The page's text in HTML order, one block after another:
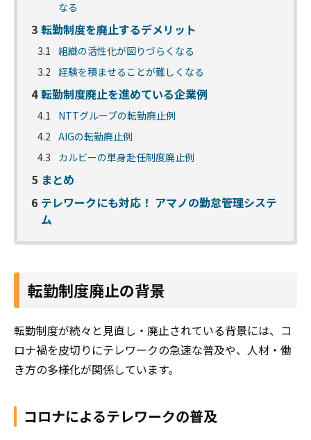
なる
3 転勤制度を廃止するデメリット
3.1 組織の活性化が図りづらくなる
3.2 経験を積ませることが難しくなる
4 転勤制度廃止を進めている企業例
4.1
NTTグループの転勤廃止例
4.2 AIGの転勤廃止例
4.3
カルビーの単身赴任制度廃止例
5 まとめ
6 テレワークにも対応！ アマノの勤怠管理システ
ム
転勤制度廃止の背景
転勤制度が続々と見直し・廃止されている背景には、コ
ロナ禍を皮切りにテレワークの急速な普及や、人材・働
き方の多様化が関係しています。
コロナによるテレワークの普及